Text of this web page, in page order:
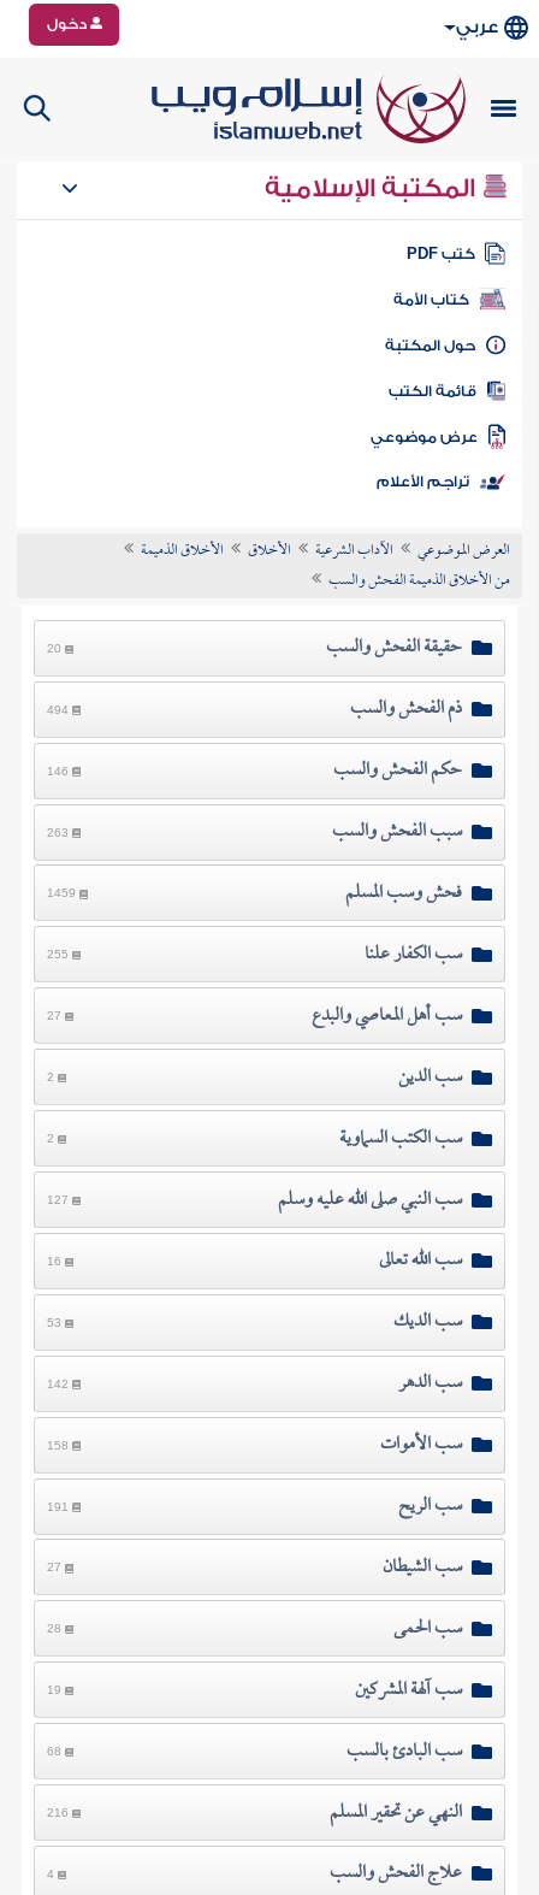
عربي دخول
المكتبة الإسلامية
كتب PDF
كتاب الأمة
المكتبة
الكتب
موضوعي
تراجم الأعلام
العرض الموضوعي الآداب الشرعية الأخلاق
الأخلاق الذميمة
من الأخلاق الذميمة الفحش والسب
حقيقة الفحش والسب 20
ذم الفحش والسب 494
حكم الفحش والسب 146
سبب الفحش والسب 263
فحش وسب المسلم 1459
سب الكفار علنا 255
سب أهل المعاصي والبدع 27
سب الدين 2
سب الكتب السماوية 2
سب النبي صلى الله عليه وسلم 127
سب الله تعالى 16
سب الديك 53
سب الدهر 142
سب الأموات 158
سب الريح 191
سب الشيطان 27
سب الحمى 28
سب آلهة المشركين 19
سب البادئ بالسب 68
النهي عن تحقير المسلم 216
علاج الفحش والسب 4